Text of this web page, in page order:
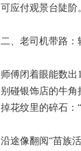
可应付观景台陡阶。
二、老司机带路
师傅闭着眼能数出
别碰银饰店的牛角
掉花纹里的碎石：
沿途像翻阅“苗族